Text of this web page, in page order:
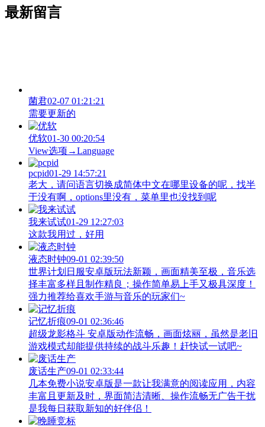
最新留言
菌君02-07 01:21:21
需要更新的
优软01-30 00:20:54
View‌选项→Language
pcpid01-29 14:57:21
老大，请问语言切换成简体中文在哪里设备的呢，找半
于没有啊，options里没有，菜单里也没找到呢
我来试试01-29 12:27:03
这款我用过，好用
液态时钟09-01 02:39:50
世界计划日服安卓版玩法新颖，画面精美至极，音乐选
择丰富多样且制作精良；操作简单易上手又极具深度！
强力推荐给喜欢手游与音乐的玩家们~
记忆折痕09-01 02:36:46
超级龙影格斗 安卓版动作流畅，画面炫丽，虽然是老旧
游戏模式却能提供持续的战斗乐趣！赶快试一试吧~
废话生产09-01 02:33:44
几本免费小说安卓版是一款让我满意的阅读应用，内容
丰富且更新及时，界面简洁清晰、操作流畅无广告干扰
是我每日获取新知的好伴侣！